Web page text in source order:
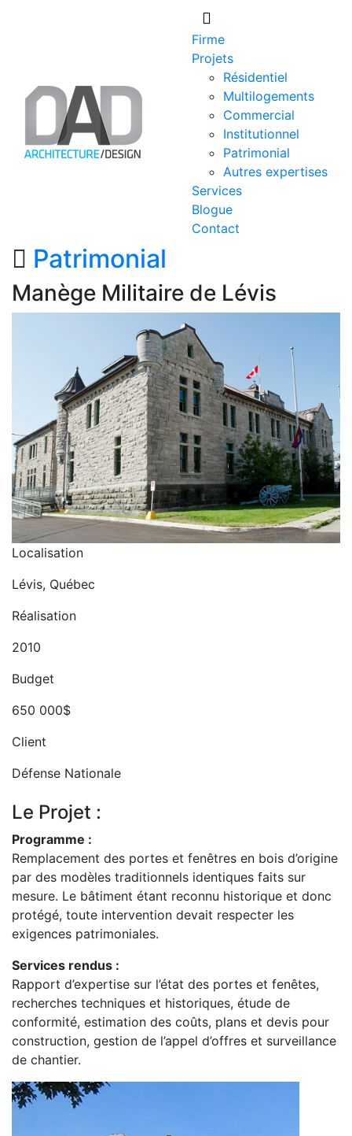
Firme
Projets
Résidentiel
Multilogements
Commercial
Institutionnel
Patrimonial
Autres expertises
Services
Blogue
Contact
Patrimonial
Manège Militaire de Lévis
Localisation
Lévis, Québec
Réalisation
2010
Budget
650 000$
Client
Défense Nationale
Le Projet :
Programme :
Remplacement des portes et fenêtres en bois d’origine
par des modèles traditionnels identiques faits sur
mesure. Le bâtiment étant reconnu historique et donc
protégé, toute intervention devait respecter les
exigences patrimoniales.
Services rendus :
Rapport d’expertise sur l’état des portes et fenêtes,
recherches techniques et historiques, étude de
conformité, estimation des coûts, plans et devis pour
construction, gestion de l’appel d’offres et surveillance
de chantier.